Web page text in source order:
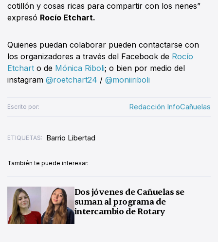
cotillón y cosas ricas para compartir con los nenes”
expresó Rocío Etchart.
Quienes puedan colaborar pueden contactarse con
los organizadores a través del Facebook de Rocío
Etchart o de Mónica Riboli; o bien por medio del
instagram @roetchart24 / @moniiriboli
Escrito por: Redacción InfoCañuelas
ETIQUETAS: Barrio Libertad
También te puede interesar:
Dos jóvenes de Cañuelas se
suman al programa de
intercambio de Rotary